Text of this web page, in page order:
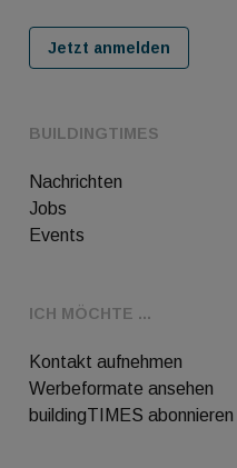
BUILDINGTIMES
Nachrichten
Jobs
Events
ICH MÖCHTE ...
Kontakt aufnehmen
Werbeformate ansehen
buildingTIMES abonnieren
Jetzt anmelden